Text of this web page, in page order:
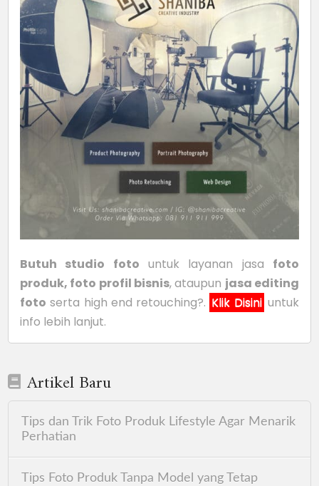
Butuh studio foto untuk layanan jasa foto
produk, foto profil bisnis, ataupun jasa editing
foto serta high end retouching?. Klik Disini untuk
info lebih lanjut.
Artikel Baru
Tips dan Trik Foto Produk Lifestyle Agar Menarik
Perhatian
Tips Foto Produk Tanpa Model yang Tetap